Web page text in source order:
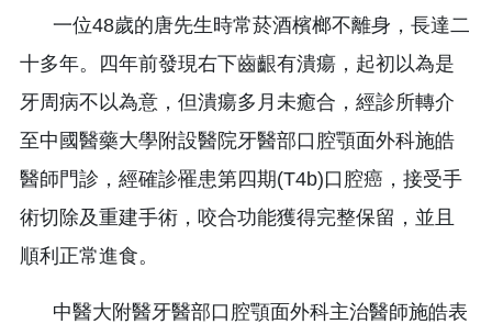
一位48歲的唐先生時常菸酒檳榔不離身，長達二
十多年。四年前發現右下齒齦有潰瘍，起初以為是
牙周病不以為意，但潰瘍多月未癒合，經診所轉介
至中國醫藥大學附設醫院牙醫部口腔顎面外科施皓
醫師門診，經確診罹患第四期(T4b)口腔癌，接受手
術切除及重建手術，咬合功能獲得完整保留，並且
順利正常進食。
中醫大附醫牙醫部口腔顎面外科主治醫師施皓表